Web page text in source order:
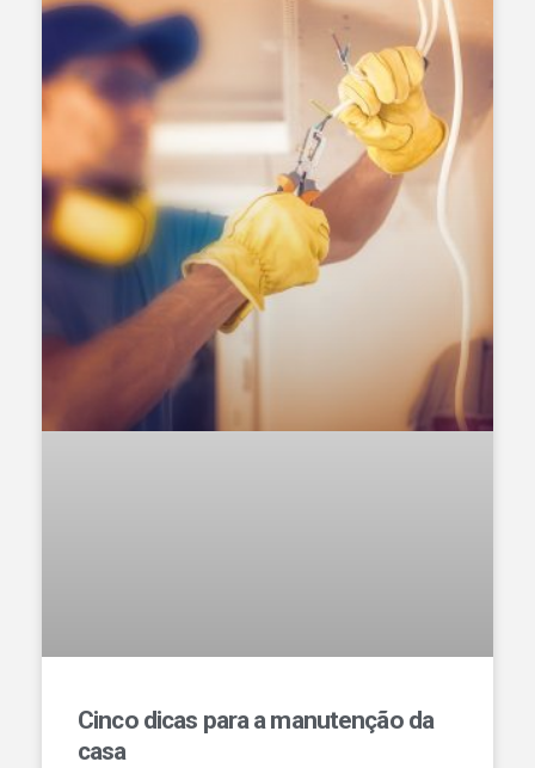
Cinco dicas para a manutenção da
casa